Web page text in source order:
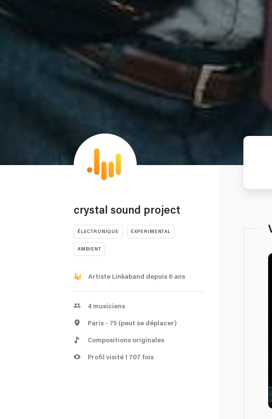
crystal sound project
ÉLECTRONIQUE EXPERIMENTAL
AMBIENT
Artiste Linkaband depuis 6 ans
4 musiciens
Paris - 75 (peut se déplacer)
Compositions originales
Profil visité 1 707 fois